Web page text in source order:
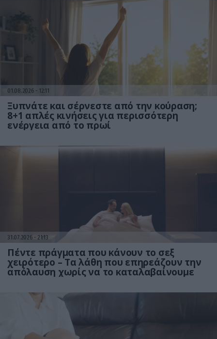
01.08.2026 12:11
Ξυπνάτε και σέρνεστε από την κούραση;
8+1 απλές κινήσεις για περισσότερη
ενέργεια από το πρωί
31.07.2026 21:13
Πέντε πράγματα που κάνουν το σεξ
χειρότερο – Τα λάθη που επηρεάζουν την
απόλαυση χωρίς να το καταλαβαίνουμε